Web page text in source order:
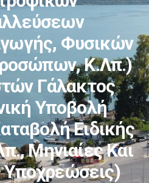
Φυσικών
Κ.λπ.)
Γάλακτος
Υποβολή
Ειδικής
Μηνιαίες Και
Υποχρεώσεις)